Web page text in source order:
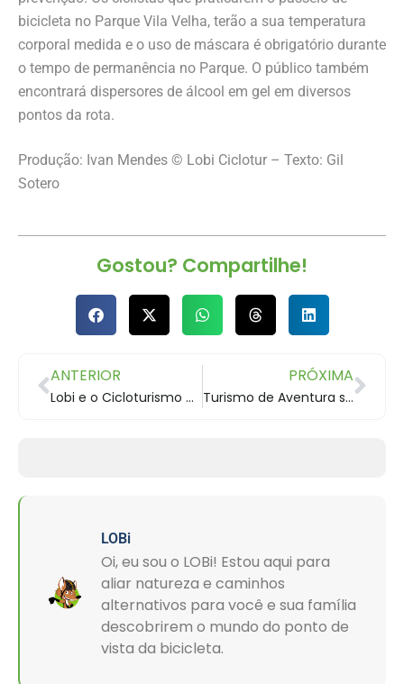
bicicleta no Parque Vila Velha, terão a sua temperatura
corporal medida e o uso de máscara é obrigatório durante
o tempo de permanência no Parque. O público também
encontrará dispersores de álcool em gel em diversos
pontos da rota.
Produção: Ivan Mendes © Lobi Ciclotur – Texto: Gil
Sotero
Gostou? Compartilhe!
ANTERIOR
Lobi e o Cicloturismo no Paraná
PRÓXIMA
Turismo de Aventura será o primeiro a voltar com força
LOBi
Oi, eu sou o LOBi! Estou aqui para
aliar natureza e caminhos
alternativos para você e sua família
descobrirem o mundo do ponto de
vista da bicicleta.